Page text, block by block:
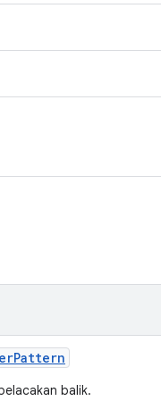
Pattern
balik.